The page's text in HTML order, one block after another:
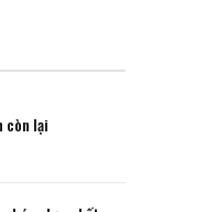
còn lại